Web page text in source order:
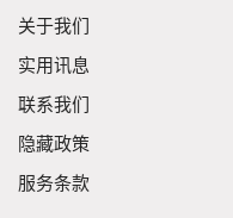
关于我们
实用讯息
联系我们
隐藏政策
服务条款